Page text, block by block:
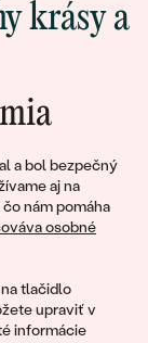
a bol bezpečný
aj na
nám pomáha
osobné
tlačidlo
upraviť v
informácie
krásy a